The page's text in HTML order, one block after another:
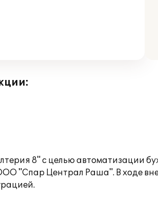
8" с целью автоматизации
"Спар Централ Раша". В ходе